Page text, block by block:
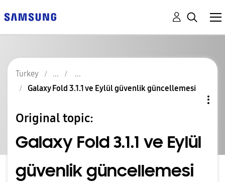
Turkey
Galaxy Fold 3.1.1 ve Eylül güvenlik güncellemesi
Original topic:
Galaxy Fold 3.1.1 ve Eylül
güvenlik güncellemesi